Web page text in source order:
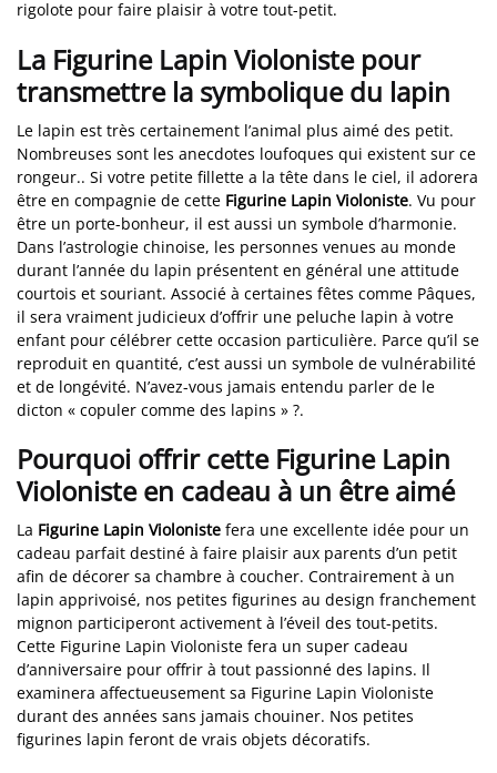
rigolote pour faire plaisir à votre tout-petit.
La Figurine Lapin Violoniste pour
transmettre la symbolique du lapin
Le lapin est très certainement l’animal plus aimé des petit.
Nombreuses sont les anecdotes loufoques qui existent sur ce
rongeur.. Si votre petite fillette a la tête dans le ciel, il adorera
être en compagnie de cette Figurine Lapin Violoniste. Vu pour
être un porte-bonheur, il est aussi un symbole d’harmonie.
Dans l’astrologie chinoise, les personnes venues au monde
durant l’année du lapin présentent en général une attitude
courtois et souriant. Associé à certaines fêtes comme Pâques,
il sera vraiment judicieux d’offrir une peluche lapin à votre
enfant pour célébrer cette occasion particulière. Parce qu’il se
reproduit en quantité, c’est aussi un symbole de vulnérabilité
et de longévité. N’avez-vous jamais entendu parler de le
dicton « copuler comme des lapins » ?.
Pourquoi offrir cette Figurine Lapin
Violoniste en cadeau à un être aimé
La Figurine Lapin Violoniste fera une excellente idée pour un
cadeau parfait destiné à faire plaisir aux parents d’un petit
afin de décorer sa chambre à coucher. Contrairement à un
lapin apprivoisé, nos petites figurines au design franchement
mignon participeront activement à l’éveil des tout-petits.
Cette Figurine Lapin Violoniste fera un super cadeau
d’anniversaire pour offrir à tout passionné des lapins. Il
examinera affectueusement sa Figurine Lapin Violoniste
durant des années sans jamais chouiner. Nos petites
figurines lapin feront de vrais objets décoratifs.